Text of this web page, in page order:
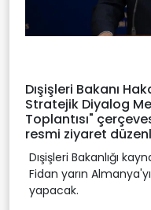
Dışişleri Bakanı
Stratejik Diyalog
Toplantısı"
resmi ziyaret
Dışişleri Bakanlığı
Fidan yarın
yapacak.